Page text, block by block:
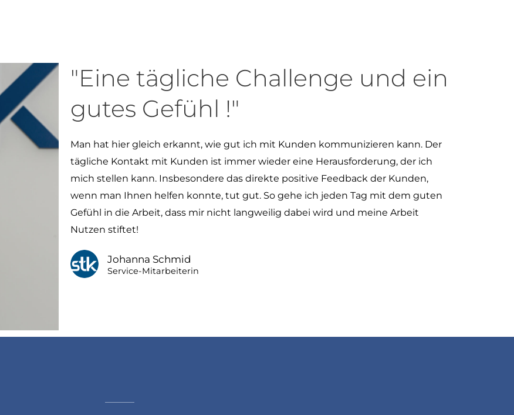
"Eine tägliche Challenge und ein
gutes Gefühl !"
Man hat hier gleich erkannt, wie gut ich mit Kunden kommunizieren kann. Der
tägliche Kontakt mit Kunden ist immer wieder eine Herausforderung, der ich
mich stellen kann. Insbesondere das direkte positive Feedback der Kunden,
wenn man Ihnen helfen konnte, tut gut. So gehe ich jeden Tag mit dem guten
Gefühl in die Arbeit, dass mir nicht langweilig dabei wird und meine Arbeit
Nutzen stiftet!
Johanna Schmid
Service-Mitarbeiterin